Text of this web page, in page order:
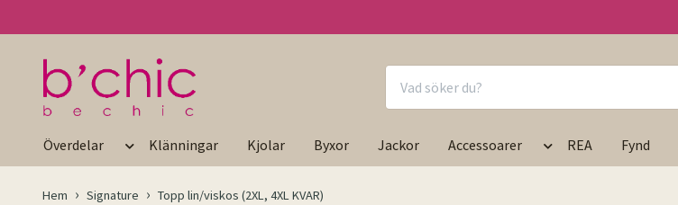
Överdelar Klänningar Kjolar Byxor Jackor Accessoarer REA Fynd
Hem Signature Topp lin/viskos (2XL, 4XL KVAR)